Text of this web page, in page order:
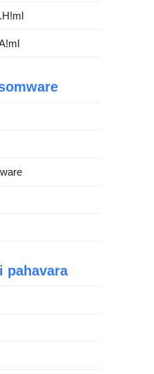
pahavara